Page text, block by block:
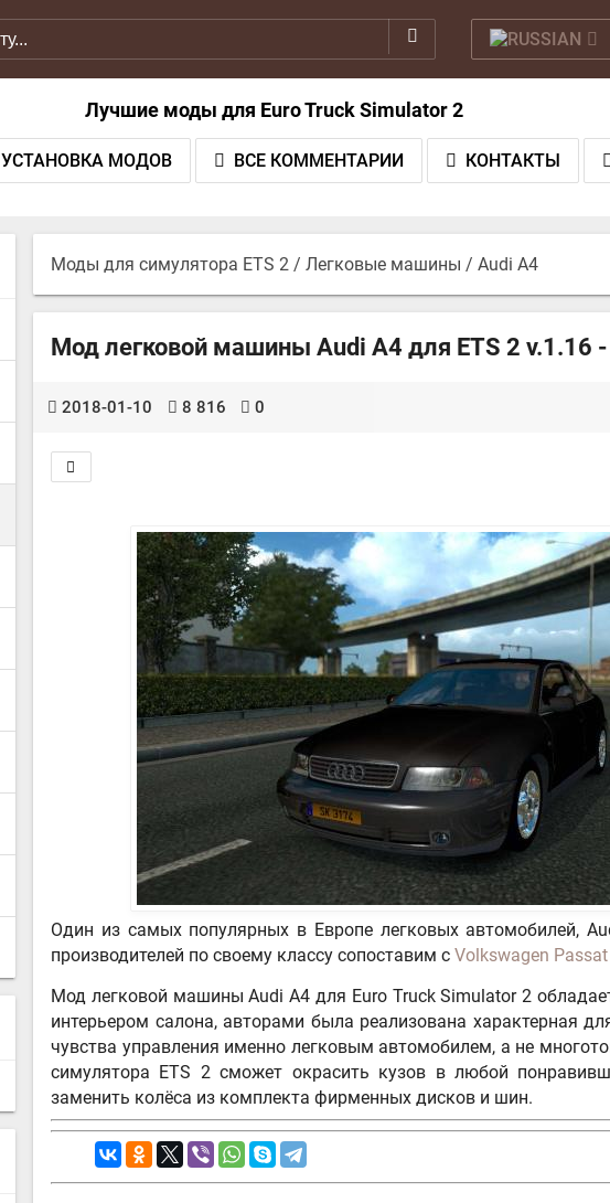
Лучшие моды для Euro Truck Simulator 2
УСТАНОВКА МОДОВ ВСЕ КОММЕНТАРИИ КОНТАКТЫ
Моды для симулятора ETS 2 / Легковые машины / Audi A4
Мод легковой машины Audi A4 для ETS 2 v.1.16
2018-01-10 8 816 0
Один из самых популярных в Европе легковых автомобилей,
производителей по своему классу сопоставим с Volkswagen Passat
Мод легковой машины Audi A4 для Euro Truck Simulator 2
интерьером салона, авторами была реализована характерная
чувства управления именно легковым автомобилем, а не
симулятора ETS 2 сможет окрасить кузов в любой
заменить колёса из комплекта фирменных дисков и шин.